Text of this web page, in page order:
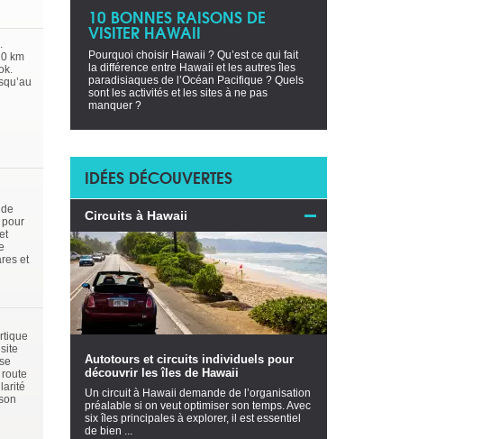
.
km
pour
et
10 BONNES RAISONS DE
VISITER HAWAII
Pourquoi choisir Hawaii ? Qu’est ce qui fait
la différence entre Hawaii et les autres îles
paradisiaques de l’Océan Pacifique ? Quels
sont les activités et les sites à ne pas
manquer ?
IDÉES DÉCOUVERTES
Circuits à Hawaii
Autotours et circuits individuels pour
découvrir les îles de Hawaii
Un circuit à Hawaii demande de l’organisation
préalable si on veut optimiser son temps. Avec
six îles principales à explorer, il est essentiel
de bien ...